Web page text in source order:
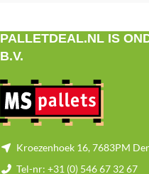
PALLETDEAL.NL IS
B.V.
Kroezenhoek 16, 7683PM
Tel-nr: +31 (0) 546 67 32 67